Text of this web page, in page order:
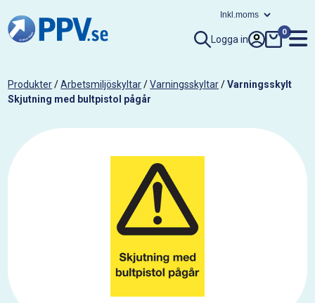
Logga in
0
Produkter/Arbetsmiljöskyltar/Varningsskyltar/Varningsskylt
Skjutning med bultpistol pågår